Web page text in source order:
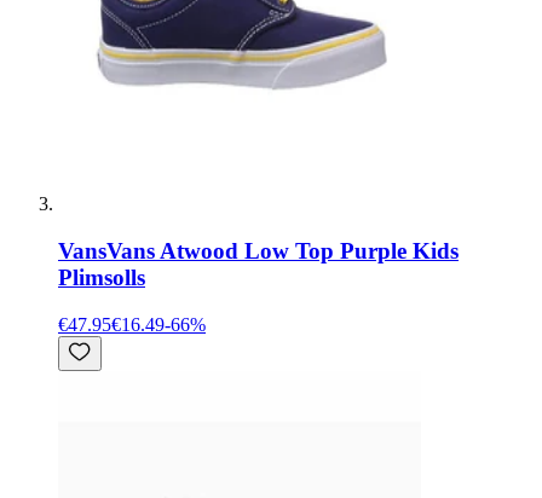
VansVans Atwood Low Top Purple Kids
Plimsolls
€47.95€16.49-66%